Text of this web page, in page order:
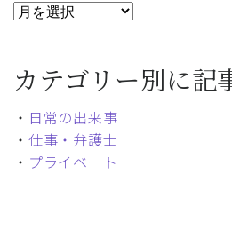
カテゴリー別に記
・ 日常の出来事
・ 仕事・弁護士
・ プライベート